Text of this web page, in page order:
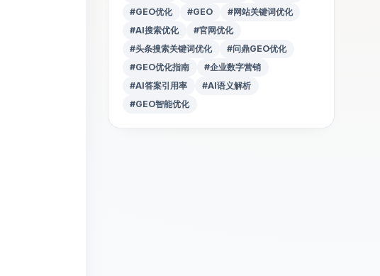
#GEO优化
#GEO
#网站关键词优化
#AI搜索优化
#官网优化
#头条搜索关键词优化
#问鼎GEO优化
#GEO优化指南
#企业数字营销
#AI答案引用率
#AI语义解析
#GEO智能优化